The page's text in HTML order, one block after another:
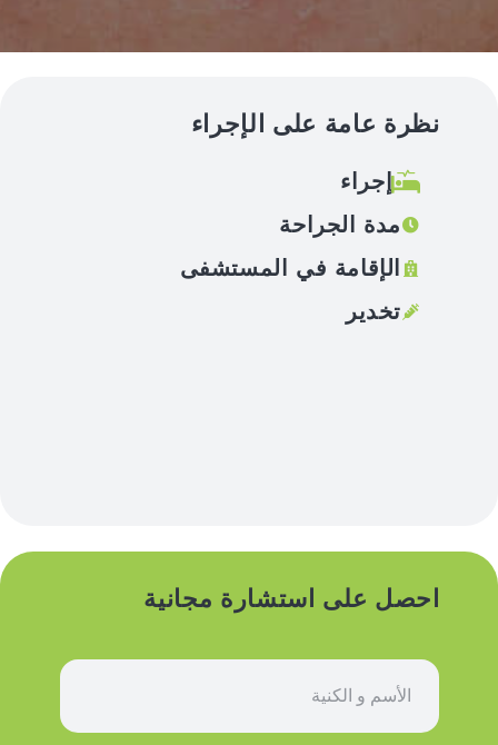
نظرة عامة على الإجراء
إجراء
مدة الجراحة
الإقامة في المستشفى
تخدير
احصل على استشارة مجانية
ا
م